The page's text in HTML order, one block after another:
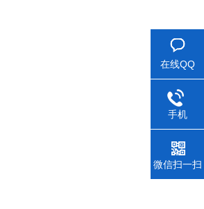
在线QQ
手机
微信扫一扫